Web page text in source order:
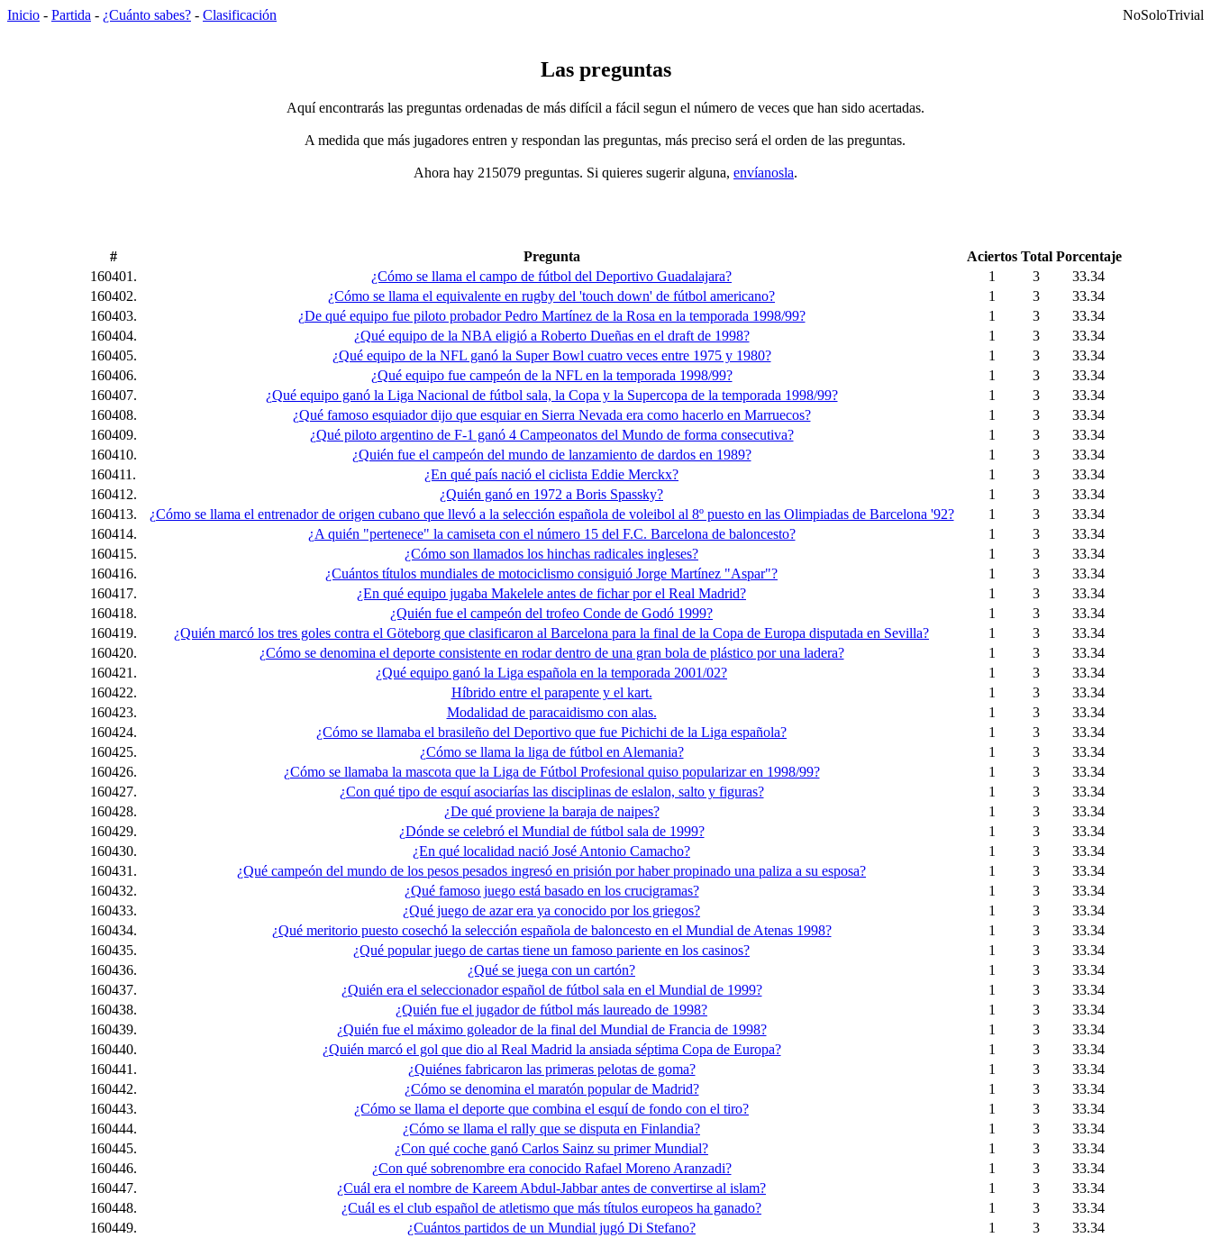
Inicio - Partida - ¿Cuánto sabes? - Clasificación NoSoloTrivial
Las preguntas
Aquí encontrarás las preguntas ordenadas de más difícil a fácil segun el número de veces que han sido acertadas.
A medida que más jugadores entren y respondan las preguntas, más preciso será el orden de las preguntas.
Ahora hay 215079 preguntas. Si quieres sugerir alguna, envíanosla.
# Pregunta Aciertos Total Porcentaje
160401.
¿Cómo se llama el campo de fútbol del Deportivo Guadalajara? 1 3
33.34
160402.
¿Cómo se llama el equivalente en rugby del 'touch down' de fútbol americano? 1 3
33.34
160403.
¿De qué equipo fue piloto probador Pedro Martínez de la Rosa en la temporada 1998/99? 1 3
33.34
160404.
¿Qué equipo de la NBA eligió a Roberto Dueñas en el draft de 1998? 1 3
33.34
160405.
¿Qué equipo de la NFL ganó la Super Bowl cuatro veces entre 1975 y 1980? 1 3
33.34
160406.
¿Qué equipo fue campeón de la NFL en la temporada 1998/99? 1 3
33.34
160407.
¿Qué equipo ganó la Liga Nacional de fútbol sala, la Copa y la Supercopa de la temporada 1998/99? 1 3
33.34
160408.
¿Qué famoso esquiador dijo que esquiar en Sierra Nevada era como hacerlo en Marruecos? 1 3
33.34
160409.
¿Qué piloto argentino de F-1 ganó 4 Campeonatos del Mundo de forma consecutiva? 1 3
33.34
160410.
¿Quién fue el campeón del mundo de lanzamiento de dardos en 1989? 1 3
33.34
160411.
¿En qué país nació el ciclista Eddie Merckx? 1 3
33.34
160412.
¿Quién ganó en 1972 a Boris Spassky? 1 3
33.34
160413.
¿Cómo se llama el entrenador de origen cubano que llevó a la selección española de voleibol al 8º puesto en las Olimpiadas de Barcelona '92? 1 3
33.34
160414.
¿A quién "pertenece" la camiseta con el número 15 del F.C. Barcelona de baloncesto? 1 3
33.34
160415.
¿Cómo son llamados los hinchas radicales ingleses? 1 3
33.34
160416.
¿Cuántos títulos mundiales de motociclismo consiguió Jorge Martínez "Aspar"? 1 3
33.34
160417.
¿En qué equipo jugaba Makelele antes de fichar por el Real Madrid? 1 3
33.34
160418.
¿Quién fue el campeón del trofeo Conde de Godó 1999? 1 3
33.34
160419.
¿Quién marcó los tres goles contra el Göteborg que clasificaron al Barcelona para la final de la Copa de Europa disputada en Sevilla? 1 3
33.34
160420.
¿Cómo se denomina el deporte consistente en rodar dentro de una gran bola de plástico por una ladera? 1 3
33.34
160421.
¿Qué equipo ganó la Liga española en la temporada 2001/02? 1 3
33.34
160422.
Híbrido entre el parapente y el kart. 1 3
33.34
160423.
Modalidad de paracaidismo con alas. 1 3
33.34
160424.
¿Cómo se llamaba el brasileño del Deportivo que fue Pichichi de la Liga española? 1 3
33.34
160425.
¿Cómo se llama la liga de fútbol en Alemania? 1 3
33.34
160426.
¿Cómo se llamaba la mascota que la Liga de Fútbol Profesional quiso popularizar en 1998/99? 1 3
33.34
160427.
¿Con qué tipo de esquí asociarías las disciplinas de eslalon, salto y figuras? 1 3
33.34
160428.
¿De qué proviene la baraja de naipes? 1 3
33.34
160429.
¿Dónde se celebró el Mundial de fútbol sala de 1999? 1 3
33.34
160430.
¿En qué localidad nació José Antonio Camacho? 1 3
33.34
160431.
¿Qué campeón del mundo de los pesos pesados ingresó en prisión por haber propinado una paliza a su esposa? 1 3
33.34
160432.
¿Qué famoso juego está basado en los crucigramas? 1 3
33.34
160433.
¿Qué juego de azar era ya conocido por los griegos? 1 3
33.34
160434.
¿Qué meritorio puesto cosechó la selección española de baloncesto en el Mundial de Atenas 1998? 1 3
33.34
160435.
¿Qué popular juego de cartas tiene un famoso pariente en los casinos? 1 3
33.34
160436.
¿Qué se juega con un cartón? 1 3
33.34
160437.
¿Quién era el seleccionador español de fútbol sala en el Mundial de 1999? 1 3
33.34
160438.
¿Quién fue el jugador de fútbol más laureado de 1998? 1 3
33.34
160439.
¿Quién fue el máximo goleador de la final del Mundial de Francia de 1998? 1 3
33.34
160440.
¿Quién marcó el gol que dio al Real Madrid la ansiada séptima Copa de Europa? 1 3
33.34
160441.
¿Quiénes fabricaron las primeras pelotas de goma? 1 3
33.34
160442.
¿Cómo se denomina el maratón popular de Madrid? 1 3
33.34
160443.
¿Cómo se llama el deporte que combina el esquí de fondo con el tiro? 1 3
33.34
160444.
¿Cómo se llama el rally que se disputa en Finlandia? 1 3
33.34
160445.
¿Con qué coche ganó Carlos Sainz su primer Mundial? 1 3
33.34
160446.
¿Con qué sobrenombre era conocido Rafael Moreno Aranzadi? 1 3
33.34
160447.
¿Cuál era el nombre de Kareem Abdul-Jabbar antes de convertirse al islam? 1 3
33.34
160448.
¿Cuál es el club español de atletismo que más títulos europeos ha ganado? 1 3
33.34
160449.
¿Cuántos partidos de un Mundial jugó Di Stefano? 1 3
33.34